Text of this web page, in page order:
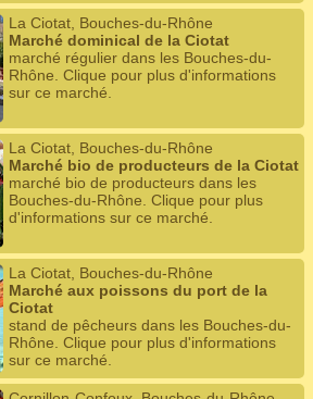
La Ciotat, Bouches-du-Rhône
Marché dominical de la Ciotat
marché régulier dans les Bouches-du-
Rhône. Clique pour plus d'informations
sur ce marché.
La Ciotat, Bouches-du-Rhône
Marché bio de producteurs de la Ciotat
marché bio de producteurs dans les
Bouches-du-Rhône. Clique pour plus
d'informations sur ce marché.
La Ciotat, Bouches-du-Rhône
Marché aux poissons du port de la
Ciotat
stand de pêcheurs dans les Bouches-du-
Rhône. Clique pour plus d'informations
sur ce marché.